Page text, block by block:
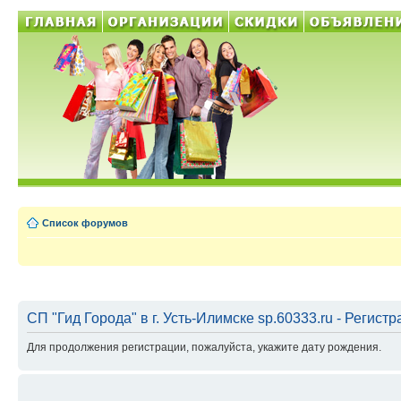
Список форумов
СП "Гид Города" в г. Усть-Илимске sp.60333.ru -
Для продолжения регистрации, пожалуйста, укажите дату рождения.